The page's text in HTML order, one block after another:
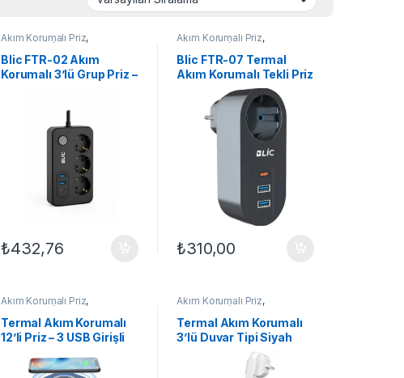
Akım Korumalı Priz,
ELEKTRONİK
ELEKTRONİĞİ
Blic FTR-02 Akım
Korumalı 3’lü Grup Priz –
₺432,76
Akım Korumalı Priz,
ELEKTRONİK
ELEKTRONİĞİ
Blic FTR-07 Termal
Akım Korumalı Tekli Priz
– 2 USB + 1 Type-C
Çıkışlı, Isıya Dayanıklı,
Kompakt Çoklu Şarj
₺310,00
Akım Korumalı Priz,
ELEKTRONİK
ELEKTRONİĞİ
Termal Akım Korumalı
12’li Priz – 3 USB Girişli
Şarjlı 2.4A Isıya
Akım Korumalı Priz,
ELEKTRONİK
ELEKTRONİĞİ
Termal Akım Korumalı
3’lü Duvar Tipi Siyah
Priz 3500W – 1x USB +
2x Type-C Hızlı Şarjlı